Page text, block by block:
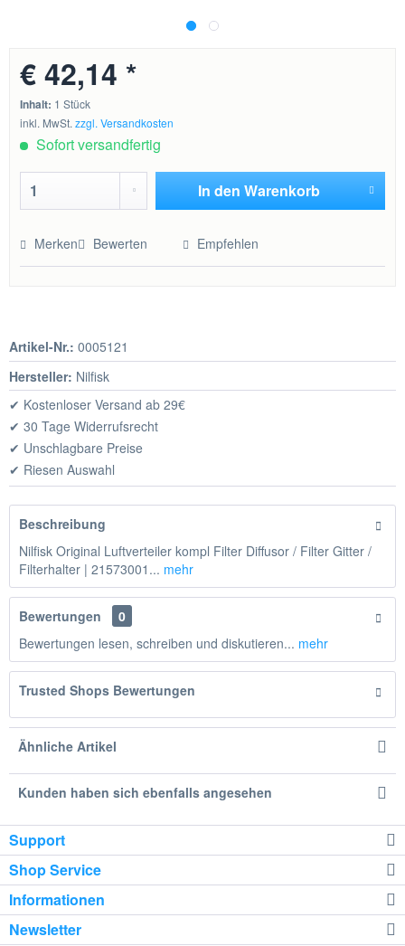
€ 42,14 *
Inhalt: 1 Stück
inkl. MwSt.zzgl. Versandkosten
Sofort versandfertig
In den Warenkorb
Merken Bewerten Empfehlen
Artikel-Nr.: 0005121
Hersteller: Nilfisk
✔ Kostenloser Versand ab 29€
✔ 30 Tage Widerrufsrecht
✔ Unschlagbare Preise
✔ Riesen Auswahl
Beschreibung
Nilfisk Original Luftverteiler kompl Filter Diffusor / Filter Gitter /
Filterhalter | 21573001... mehr
Bewertungen
0
Bewertungen lesen, schreiben und diskutieren... mehr
Trusted Shops Bewertungen
Ähnliche Artikel
Kunden haben sich ebenfalls angesehen
Support
Shop Service
Informationen
Newsletter